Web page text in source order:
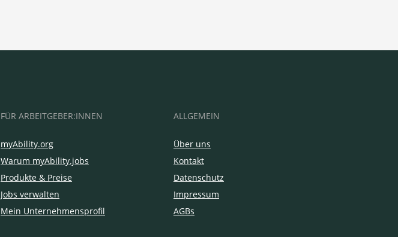
FÜR ARBEITGEBER:INNEN
myAbility.org
Warum myAbility.jobs
Produkte & Preise
Jobs verwalten
Mein Unternehmensprofil
ALLGEMEIN
Über uns
Kontakt
Datenschutz
Impressum
AGBs